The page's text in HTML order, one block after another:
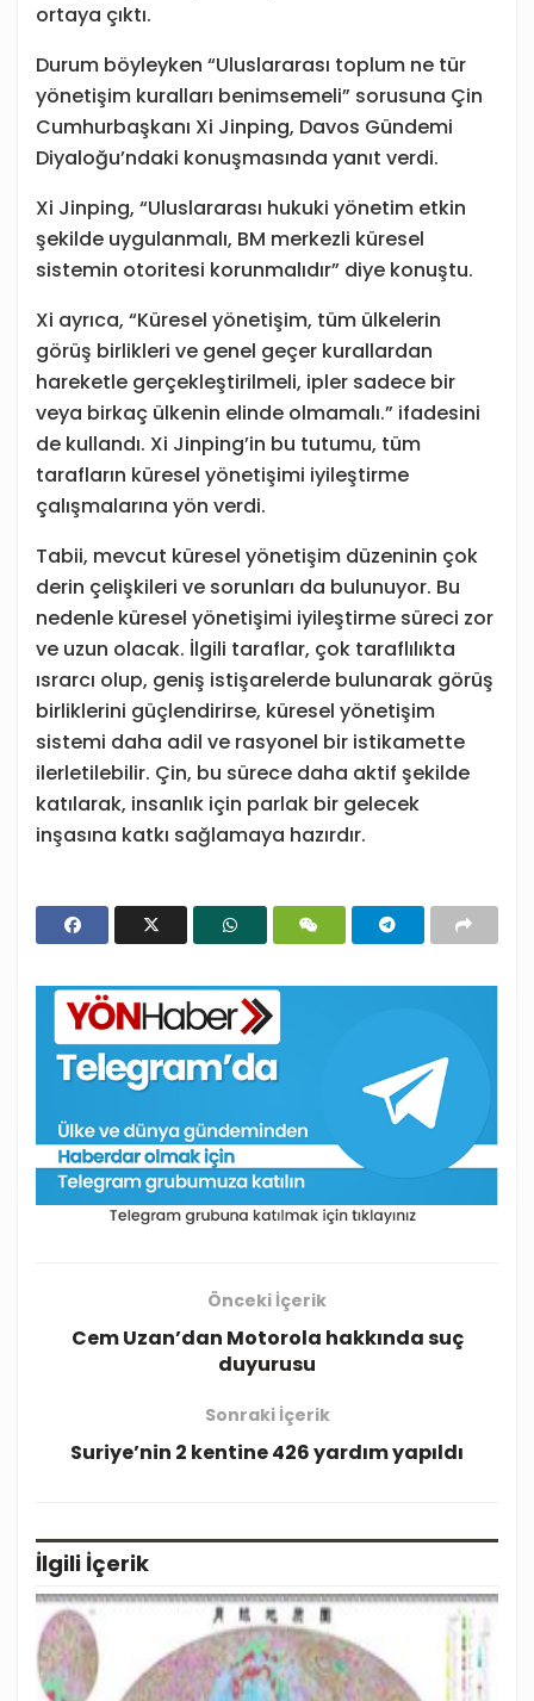
ortaya çıktı.
Durum böyleyken “Uluslararası toplum ne tür
yönetişim kuralları benimsemeli” sorusuna Çin
Cumhurbaşkanı Xi Jinping, Davos Gündemi
Diyaloğu’ndaki konuşmasında yanıt verdi.
Xi Jinping, “Uluslararası hukuki yönetim etkin
şekilde uygulanmalı, BM merkezli küresel
sistemin otoritesi korunmalıdır” diye konuştu.
Xi ayrıca, “Küresel yönetişim, tüm ülkelerin
görüş birlikleri ve genel geçer kurallardan
hareketle gerçekleştirilmeli, ipler sadece bir
veya birkaç ülkenin elinde olmamalı.” ifadesini
de kullandı. Xi Jinping’in bu tutumu, tüm
tarafların küresel yönetişimi iyileştirme
çalışmalarına yön verdi.
Tabii, mevcut küresel yönetişim düzeninin çok
derin çelişkileri ve sorunları da bulunuyor. Bu
nedenle küresel yönetişimi iyileştirme süreci zor
ve uzun olacak. İlgili taraflar, çok taraflılıkta
ısrarcı olup, geniş istişarelerde bulunarak görüş
birliklerini güçlendirirse, küresel yönetişim
sistemi daha adil ve rasyonel bir istikamette
ilerletilebilir. Çin, bu sürece daha aktif şekilde
katılarak, insanlık için parlak bir gelecek
inşasına katkı sağlamaya hazırdır.
Önceki İçerik
Cem Uzan’dan Motorola hakkında suç
duyurusu
Sonraki İçerik
Suriye’nin 2 kentine 426 yardım yapıldı
İlgili İçerik